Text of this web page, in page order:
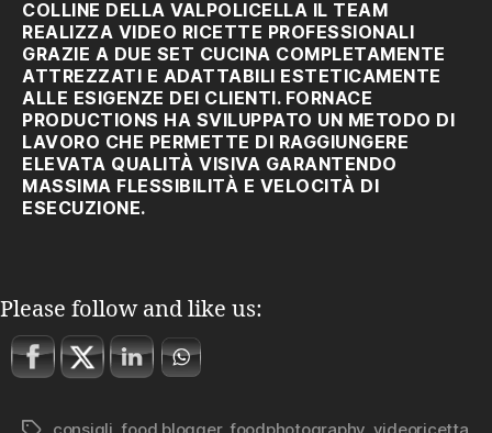
COLLINE DELLA VALPOLICELLA IL TEAM
REALIZZA VIDEO RICETTE PROFESSIONALI
GRAZIE A DUE SET CUCINA COMPLETAMENTE
ATTREZZATI E ADATTABILI ESTETICAMENTE
ALLE ESIGENZE DEI CLIENTI. FORNACE
PRODUCTIONS HA SVILUPPATO UN METODO DI
LAVORO CHE PERMETTE DI RAGGIUNGERE
ELEVATA QUALITÀ VISIVA GARANTENDO
MASSIMA FLESSIBILITÀ E VELOCITÀ DI
ESECUZIONE.
Please follow and like us:
consigli ,food blogger, foodphotography videoricetta